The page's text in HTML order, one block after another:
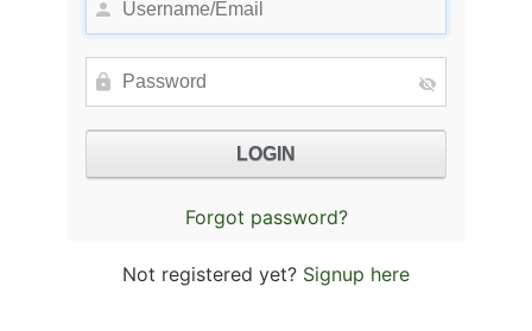
Forgot password?
Not registered yet? Signup here